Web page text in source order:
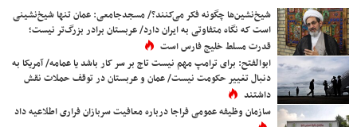
شیخ‌نشین‌ها چگونه فکر می‌کنند؟/ مسجدجامعی: عمان تنها شیخ‌نشینی
است که نگاه متفاوتی به ایران دارد/ عربستان برادر بزرگ‌تر نیست؛
قدرت مسلط خلیج فارس است
ابوالفتح: برای ترامپ مهم نیست تاج بر سر کار باشد یا عمامه/ آمریکا به
دنبال تغییر حکومت نیست/ عمان و عربستان در توقف حملات نقش
داشتند
سازمان وظیفه عمومی فراجا درباره معافیت سربازان فراری اطلاعیه داد